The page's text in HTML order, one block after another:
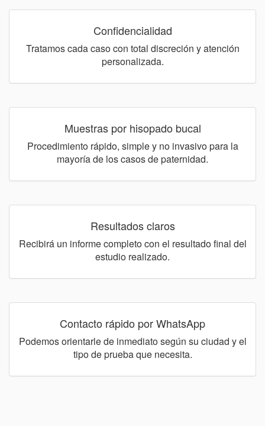
Confidencialidad
Tratamos cada caso con total discreción y atención
personalizada.
Muestras por hisopado bucal
Procedimiento rápido, simple y no invasivo para la
mayoría de los casos de paternidad.
Resultados claros
Recibirá un informe completo con el resultado final del
estudio realizado.
Contacto rápido por WhatsApp
Podemos orientarle de inmediato según su ciudad y el
tipo de prueba que necesita.